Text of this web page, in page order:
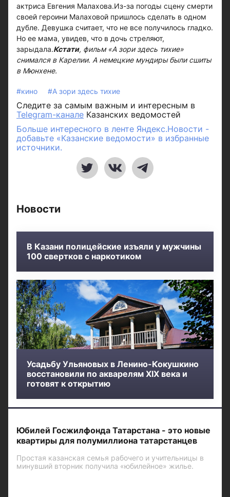
актриса Евгения Малахова.Из-за погоды сцену смерти
своей героини Малаховой пришлось сделать в одном
дубле. Девушка считает, что не все получилось гладко.
Но ее мама, увидев, что в дочь стреляют,
зарыдала.Кстати, фильм «А зори здесь тихие»
снимался в Карелии. А немецкие мундиры были сшиты
в Мюнхене.
#кино #А зори здесь тихие
Следите за самым важным и интересным в
Telegram-канале Казанских ведомостей
Больше интересного в ленте Яндекс.Новости -
добавьте «Казанские ведомости» в избранные
источники.
Новости
В Казани полицейские изъяли у мужчины
100 свертков с наркотиком
Усадьбу Ульяновых в Ленино-Кокушкино
восстановили по акварелям XIX века и
готовят к открытию
Юбилей Госжилфонда Татарстана - это новые
квартиры для полумиллиона татарстанцев
Простая казанская семья рабочего и учительницы в
минувший вторник получила «юбилейное» жилье.